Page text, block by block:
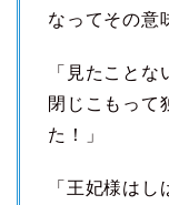
なってその意
「見たこと
閉じこもって
た！」
「王妃様は